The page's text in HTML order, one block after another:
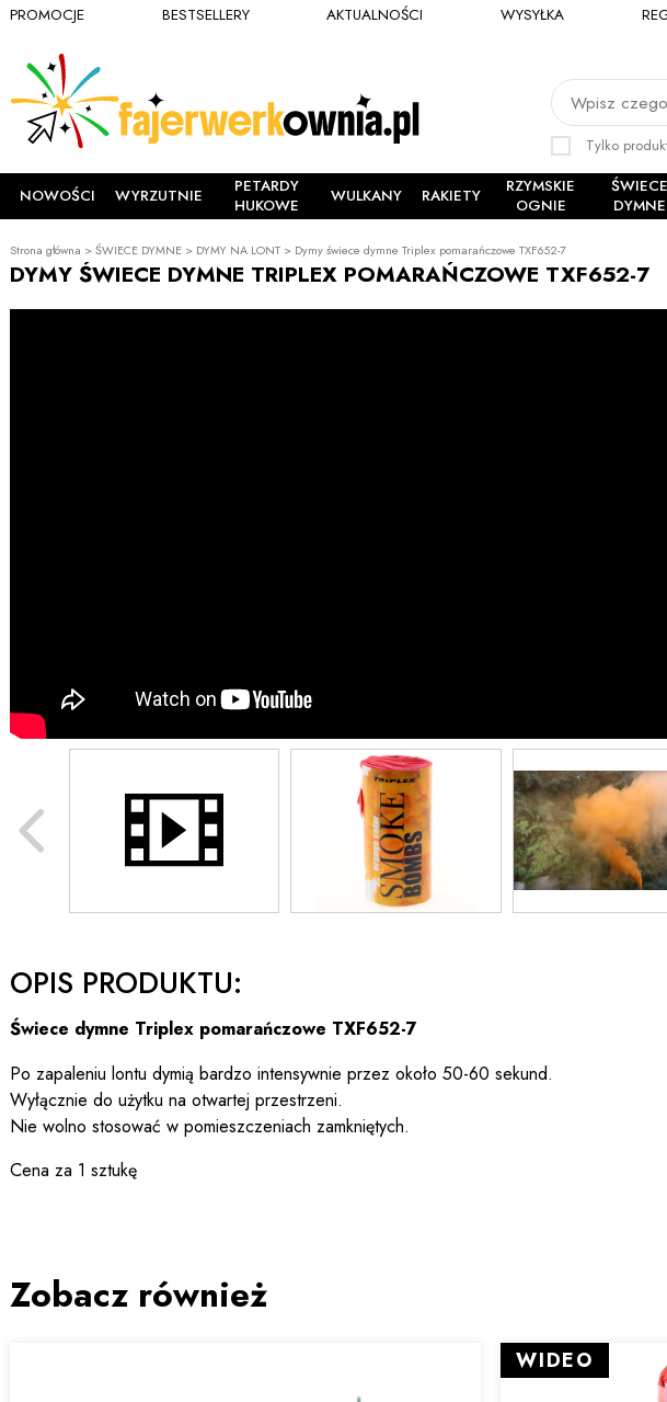
Wpisz
Tylko
PROMOCJE BESTSELLERY AKTUALNOŚCI WYSYŁKA
NOWOŚCI WYRZUTNIE
PETARDY
HUKOWE
WULKANY RAKIETY
RZYMSKIE
OGNIE
ŚWIECE
DYMNE
Strona główna >ŚWIECE DYMNE > DYMY NA LONT > Dymy świece dymne Triplex pomarańczowe TXF652-7
DYMY ŚWIECE DYMNE TRIPLEX POMARAŃCZOWE TXF652-7
OPIS PRODUKTU:
Świece dymne Triplex pomarańczowe TXF652-7
Po zapaleniu lontu dymią bardzo intensywnie przez około 50-60 sekund.
Wyłącznie do użytku na otwartej przestrzeni.
Nie wolno stosować w pomieszczeniach zamkniętych.
Cena za 1 sztukę
Zobacz również
WIDEO